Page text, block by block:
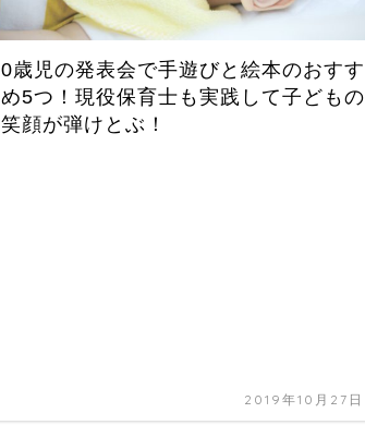
0歳児の発表会で手遊びと絵本のおすす
め5つ！現役保育士も実践して子どもの
笑顔が弾けとぶ！
2019年10月27日